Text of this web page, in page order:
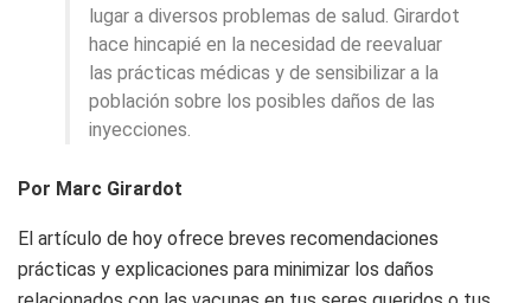
lugar a diversos problemas de salud. Girardot
hace hincapié en la necesidad de reevaluar
las prácticas médicas y de sensibilizar a la
población sobre los posibles daños de las
inyecciones.
Por Marc Girardot
El artículo de hoy ofrece breves recomendaciones
prácticas y explicaciones para minimizar los daños